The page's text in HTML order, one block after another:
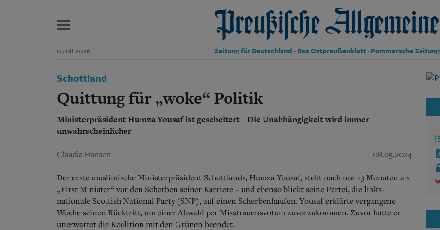
07.08.2026 Preußische Allgemeine Zeitung
Zeitung für Deutschland · Das Ostpreußenblatt · Pommersche Zeitung
Start
Aktuelle Ausgabe
Abonnenten-Login
Abonnent werden
Abo Prämien
Mediadaten
Gesellschaft
Berlin-Brandenburg
Schlesien
Danzig und Westpreußen
Bücher
Suchen und finden
Schottland
Quittung für „woke“ Politik
Ministerpräsident Humza Yousaf ist gescheitert – Die Unabhängigkeit wird immer
unwahrscheinlicher
Claudia Hansen 08.05.2024
Der erste muslimische Ministerpräsident Schottlands, Humza Yousaf, steht nach nur 13 Monaten als
„First Minister“ vor den Scherben seiner Karriere – und ebenso blickt seine Partei, die links-
nationale Scottish National Party (SNP), auf einen Scherbenhaufen. Yousaf erklärte vergangene
Woche seinen Rücktritt, um einer Abwahl per Misstrauensvotum zuvorzukommen. Zuvor hatte er
unerwartet die Koalition mit den Grünen beendet.